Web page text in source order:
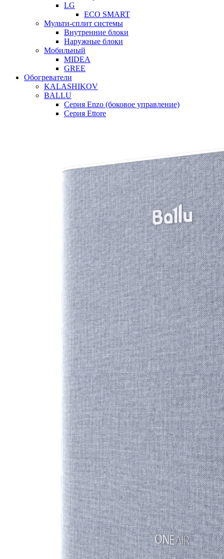
LG
ECO SMART
Мульти-сплит системы
Внутренние блоки
Наружные блоки
Мобильный
MIDEA
GREE
Обогреватели
KALASHIKOV
BALLU
Серия Enzo (боковое управление)
Серия Ettore